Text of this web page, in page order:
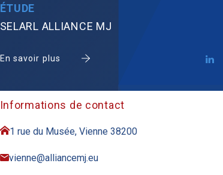
ÉTUDE
SELARL ALLIANCE MJ
En savoir plus
Informations de contact
1 rue du Musée, Vienne 38200
vienne@alliancemj.eu